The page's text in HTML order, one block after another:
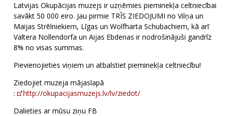
Latvijas Okupācijas muzejs ir uzņēmies pieminekļa celtniecībai
savākt 50 000 eiro. Jau pirmie TRĪS ZIEDOJUMI no Vilņa un
Maijas Strēlniekiem, Līgas un Wolfharta Schubachiem, kā arī
Valtera Nollendorfa un Aijas Ebdenas ir nodrošinājuši gandrīz
8% no visas summas.
Pievienojieties viņiem un atbalstiet pieminekļa celtniecību!
Ziedojiet muzeja mājaslapā
:
http://okupacijasmuzejs.lv/lv/ziedot/
Dalieties ar mūsu ziņu FB